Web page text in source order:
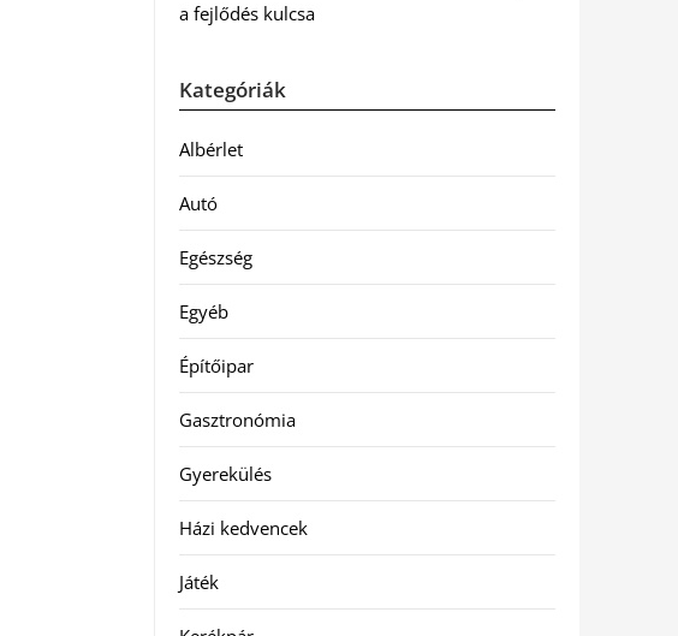
a fejlődés kulcsa
Kategóriák
Albérlet
Autó
Egészség
Egyéb
Építőipar
Gasztronómia
Gyerekülés
Házi kedvencek
Játék